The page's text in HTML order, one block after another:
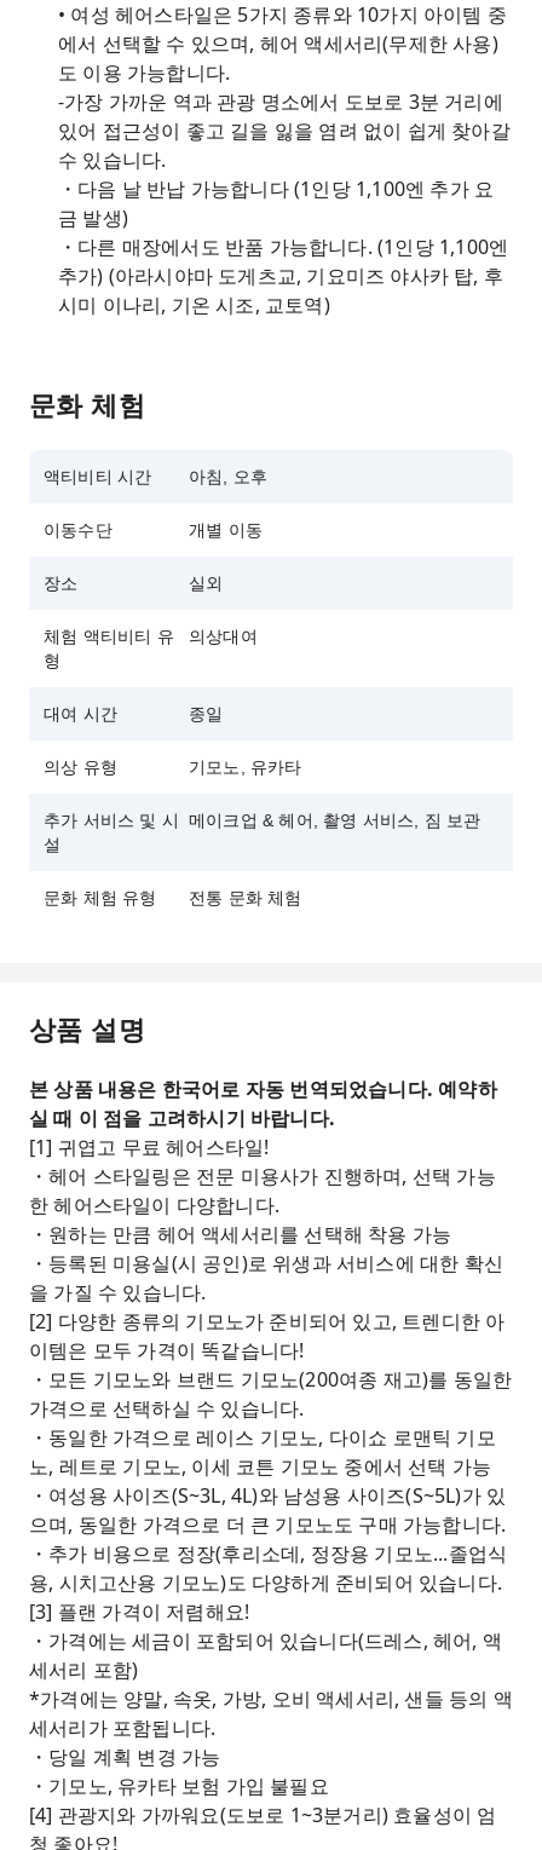
• 여성 헤어스타일은 5가지 종류와 10가지 아이템 중
에서 선택할 수 있으며, 헤어 액세서리(무제한 사용)
도 이용 가능합니다.
-가장 가까운 역과 관광 명소에서 도보로 3분 거리에
있어 접근성이 좋고 길을 잃을 염려 없이 쉽게 찾아갈
수 있습니다.
・다음 날 반납 가능합니다 (1인당 1,100엔 추가 요
금 발생)
・다른 매장에서도 반품 가능합니다. (1인당 1,100엔
추가) (아라시야마 도게츠교, 기요미즈 야사카 탑, 후
시미 이나리, 기온 시조, 교토역)
문화 체험
액티비티 시간 아침, 오후
이동수단 개별 이동
장소 실외
체험 액티비티 유
형
의상대여
대여 시간 종일
의상 유형 기모노, 유카타
추가 서비스 및 시
설
메이크업 & 헤어, 촬영 서비스, 짐 보관
문화 체험 유형 전통 문화 체험
상품 설명
본 상품 내용은 한국어로 자동 번역되었습니다. 예약하
실 때 이 점을 고려하시기 바랍니다.
[1] 귀엽고 무료 헤어스타일!
・헤어 스타일링은 전문 미용사가 진행하며, 선택 가능
한 헤어스타일이 다양합니다.
・원하는 만큼 헤어 액세서리를 선택해 착용 가능
・등록된 미용실(시 공인)로 위생과 서비스에 대한 확신
을 가질 수 있습니다.
[2] 다양한 종류의 기모노가 준비되어 있고, 트렌디한 아
이템은 모두 가격이 똑같습니다!
・모든 기모노와 브랜드 기모노(200여종 재고)를 동일한
가격으로 선택하실 수 있습니다.
・동일한 가격으로 레이스 기모노, 다이쇼 로맨틱 기모
노, 레트로 기모노, 이세 코튼 기모노 중에서 선택 가능
・여성용 사이즈(S~3L, 4L)와 남성용 사이즈(S~5L)가 있
으며, 동일한 가격으로 더 큰 기모노도 구매 가능합니다.
・추가 비용으로 정장(후리소데, 정장용 기모노...졸업식
용, 시치고산용 기모노)도 다양하게 준비되어 있습니다.
[3] 플랜 가격이 저렴해요!
・가격에는 세금이 포함되어 있습니다(드레스, 헤어, 액
세서리 포함)
*가격에는 양말, 속옷, 가방, 오비 액세서리, 샌들 등의 액
세서리가 포함됩니다.
・당일 계획 변경 가능
・기모노, 유카타 보험 가입 불필요
[4] 관광지와 가까워요(도보로 1~3분거리) 효율성이 엄
청 좋아요!